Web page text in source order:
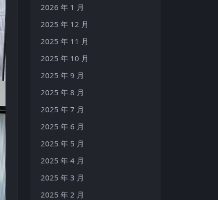
2026 年 1 月
2025 年 12 月
2025 年 11 月
2025 年 10 月
2025 年 9 月
2025 年 8 月
2025 年 7 月
2025 年 6 月
2025 年 5 月
2025 年 4 月
2025 年 3 月
2025 年 2 月